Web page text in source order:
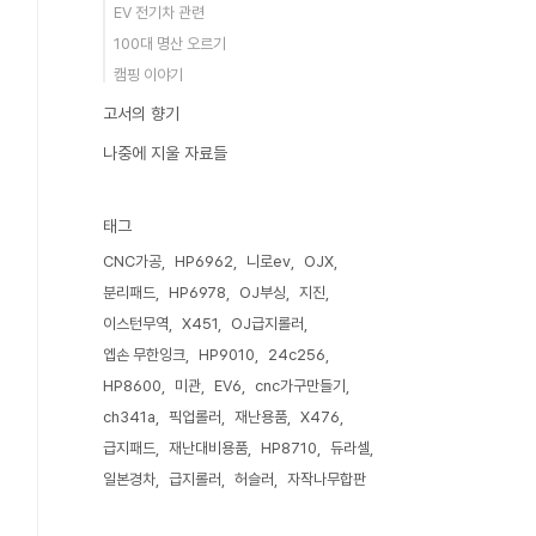
EV 전기차 관련
100대 명산 오르기
캠핑 이야기
고서의 향기
나중에 지울 자료들
태그
CNC가공 HP6962 니로ev
OJX
분리패드
HP6978 OJ부싱
지진
이스턴무역
X451
OJ급지롤러
엡손 무한잉크
HP9010
24c256
HP8600
미관 EV6
cnc가구만들기
ch341a
픽업롤러 재난용품
X476
급지패드
재난대비용품 HP8710
듀라셀
일본경차
급지롤러 허슬러 자작나무합판